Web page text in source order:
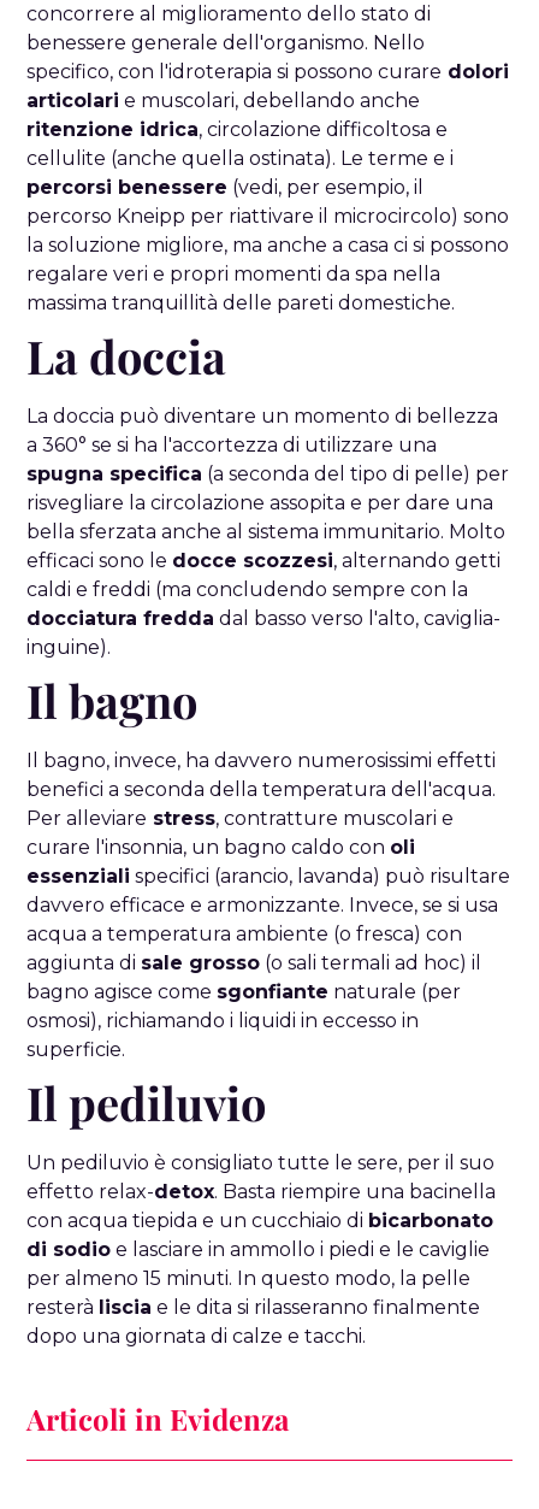
concorrere al miglioramento dello stato di
benessere generale dell'organismo. Nello
specifico, con l'idroterapia si possono curare dolori
articolari e muscolari, debellando anche
ritenzione idrica, circolazione difficoltosa e
cellulite (anche quella ostinata). Le terme e i
percorsi benessere (vedi, per esempio, il
percorso Kneipp per riattivare il microcircolo) sono
la soluzione migliore, ma anche a casa ci si possono
regalare veri e propri momenti da spa nella
massima tranquillità delle pareti domestiche.
La doccia
La doccia può diventare un momento di bellezza
a 360° se si ha l'accortezza di utilizzare una
spugna specifica (a seconda del tipo di pelle) per
risvegliare la circolazione assopita e per dare una
bella sferzata anche al sistema immunitario. Molto
efficaci sono le docce scozzesi, alternando getti
caldi e freddi (ma concludendo sempre con la
docciatura fredda dal basso verso l'alto, caviglia-
inguine).
Il bagno
Il bagno, invece, ha davvero numerosissimi effetti
benefici a seconda della temperatura dell'acqua.
Per alleviare stress, contratture muscolari e
curare l'insonnia, un bagno caldo con oli
essenziali specifici (arancio, lavanda) può risultare
davvero efficace e armonizzante. Invece, se si usa
acqua a temperatura ambiente (o fresca) con
aggiunta di sale grosso (o sali termali ad hoc) il
bagno agisce come sgonfiante naturale (per
osmosi), richiamando i liquidi in eccesso in
superficie.
Il pediluvio
Un pediluvio è consigliato tutte le sere, per il suo
effetto relax-detox. Basta riempire una bacinella
con acqua tiepida e un cucchiaio di bicarbonato
di sodio e lasciare in ammollo i piedi e le caviglie
per almeno 15 minuti. In questo modo, la pelle
resterà liscia e le dita si rilasseranno finalmente
dopo una giornata di calze e tacchi.
Articoli in Evidenza